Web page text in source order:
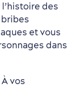
des
et vous
dans
vos